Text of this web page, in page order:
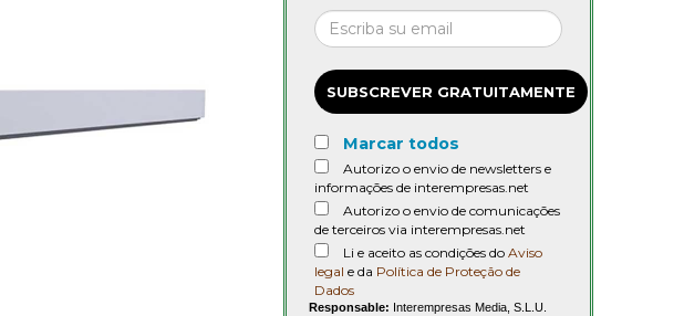
SUBSCREVER GRATUITAMENTE
Marcar todos
Autorizo o envio de newsletters e
informações de interempresas.net
Autorizo o envio de comunicações
de terceiros via interempresas.net
Li e aceito as condições do Aviso
legal e da Política de Proteção de
Dados
Responsable: Interempresas Media, S.L.U.